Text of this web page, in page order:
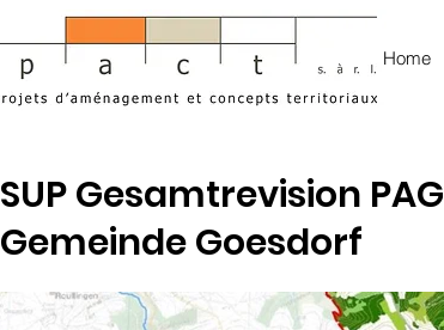
Home
SUP Gesamtrevision PAG
Gemeinde Goesdorf